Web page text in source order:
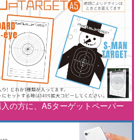
の方に、A5ターゲットペーパー